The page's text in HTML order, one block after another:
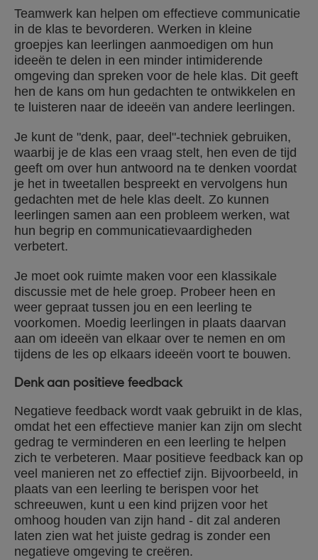
Teamwerk kan helpen om effectieve communicatie
in de klas te bevorderen. Werken in kleine
groepjes kan leerlingen aanmoedigen om hun
ideeën te delen in een minder intimiderende
omgeving dan spreken voor de hele klas. Dit geeft
hen de kans om hun gedachten te ontwikkelen en
te luisteren naar de ideeën van andere leerlingen.
Je kunt de "denk, paar, deel"-techniek gebruiken,
waarbij je de klas een vraag stelt, hen even de tijd
geeft om over hun antwoord na te denken voordat
je het in tweetallen bespreekt en vervolgens hun
gedachten met de hele klas deelt. Zo kunnen
leerlingen samen aan een probleem werken, wat
hun begrip en communicatievaardigheden
verbetert.
Je moet ook ruimte maken voor een klassikale
discussie met de hele groep. Probeer heen en
weer gepraat tussen jou en een leerling te
voorkomen. Moedig leerlingen in plaats daarvan
aan om ideeën van elkaar over te nemen en om
tijdens de les op elkaars ideeën voort te bouwen.
Denk aan positieve feedback
Negatieve feedback wordt vaak gebruikt in de klas,
omdat het een effectieve manier kan zijn om slecht
gedrag te verminderen en een leerling te helpen
zich te verbeteren. Maar positieve feedback kan op
veel manieren net zo effectief zijn. Bijvoorbeeld, in
plaats van een leerling te berispen voor het
schreeuwen, kunt u een kind prijzen voor het
omhoog houden van zijn hand - dit zal anderen
laten zien wat het juiste gedrag is zonder een
negatieve omgeving te creëren.